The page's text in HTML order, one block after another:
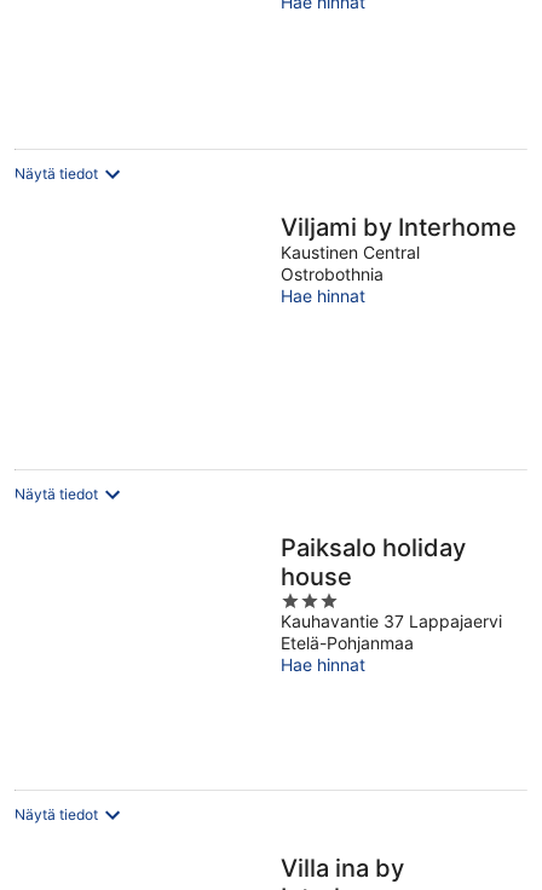
of
Näytä tiedot
Viljami by Interhome
Kaustinen Central
Ostrobothnia
Hae hinnat
Näytä tiedot
Paiksalo holiday
house
3
out
of
5
Kauhavantie 37 Lappajaervi
Etelä-Pohjanmaa
Hae hinnat
Näytä tiedot
Villa ina by